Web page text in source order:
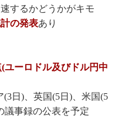
するかどうかがキモ
の発表あり
ユーロドル及びドル円中
日)、英国(5日)、米国(5
議事録の公表を予定